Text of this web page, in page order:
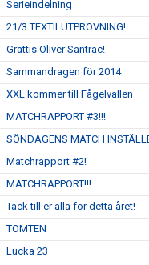
Serieindelning
21/3 TEXTILUTPRÖVNING!
Grattis Oliver Santrac!
Sammandragen för 2014
XXL kommer till Fågelvallen
MATCHRAPPORT #3!!!
SÖNDAGENS MATCH
Matchrapport #2!
MATCHRAPPORT!!!
Tack till er alla för detta året!
TOMTEN
Lucka 23